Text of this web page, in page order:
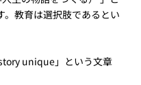
。教育は選択肢であるとい
unique」という文章